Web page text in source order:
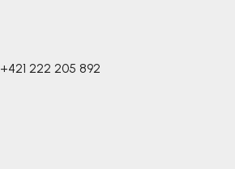
+421 222 205 892